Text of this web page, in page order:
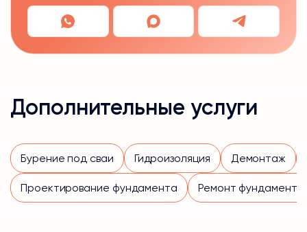
Дополнительные услуги
Бурение под сваи Гидроизоляция Демонтаж
Проектирование фундамента Ремонт фундамента